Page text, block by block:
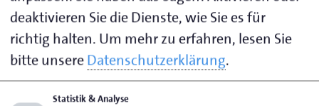
Niedersachsen zu den großen und leistungsstarken
Kreishandwerkerschaften zählt. Die dortige
Betreuung sei stets bestens für die Betriebe gewesen
ist. Ausschlaggebend für den Wechsel zur
Kreishandwerkerschaft Ammerland sei die dortige
deaktivieren Sie die Dienste, wie Sie es für
richtig halten. Um mehr zu erfahren, lesen Sie
bitte unsereDatenschutzerklärung.
Statistik & Analyse